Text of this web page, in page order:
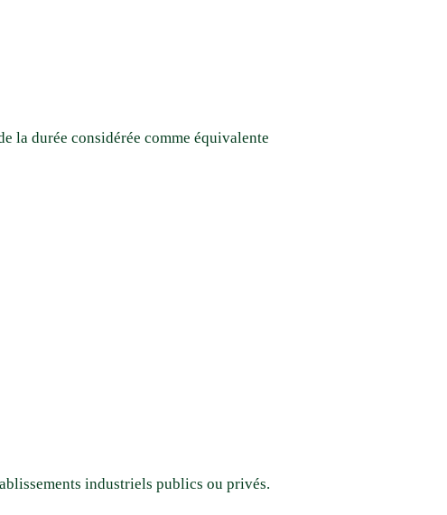
la durée considérée comme équivalente
industriels publics ou privés.